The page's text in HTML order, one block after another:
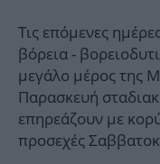
Τις επόμενες
βόρεια -
μεγάλο μέρος της
Παρασκευή
επηρεάζουν με
προσεχές